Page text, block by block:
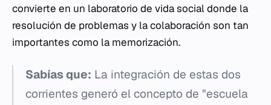
convierte en un laboratorio de vida social donde la
resolución de problemas y la colaboración son tan
importantes como la memorización.
Sabías que: La integración de estas dos
corrientes generó el concepto de "escuela